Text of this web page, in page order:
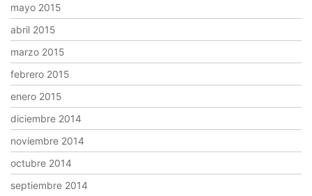
mayo 2015
abril 2015
marzo 2015
febrero 2015
enero 2015
diciembre 2014
noviembre 2014
octubre 2014
septiembre 2014